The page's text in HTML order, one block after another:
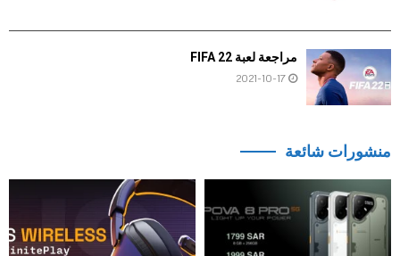
مراجعة لعبة FIFA 22
2021-10-17
منشورات شائعة